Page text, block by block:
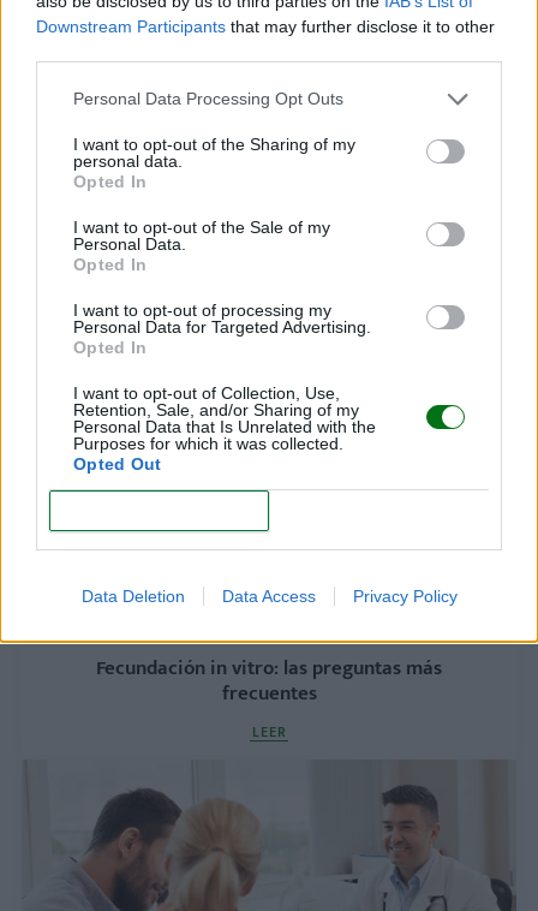
Downstream Participants that may further disclose it to other
Personal Data Processing Opt Outs
I want to opt-out of the Sharing of my
personal data.
Opted In
I want to opt-out of the Sale of my
Personal Data.
Opted In
I want to opt-out of processing my
Personal Data for Targeted Advertising.
Opted In
I want to opt-out of Collection, Use,
Retention, Sale, and/or Sharing of my
Personal Data that Is Unrelated with the
Purposes for which it was collected.
Opted Out
Data Deletion Data Access Privacy Policy
Acupuntura para quedar embarazada: ¿en qué
consiste?
LEER
Fecundación in vitro: las preguntas más
frecuentes
LEER